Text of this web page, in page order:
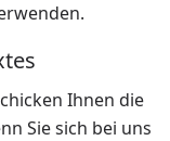
Ihnen die
Sie sich bei uns